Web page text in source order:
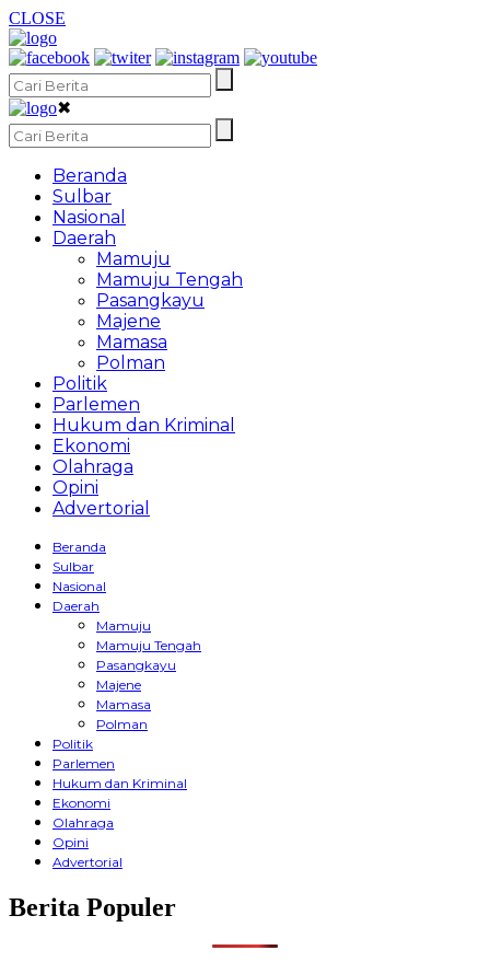
CLOSE
✖
Beranda
Sulbar
Nasional
Daerah
Mamuju
Mamuju Tengah
Pasangkayu
Majene
Mamasa
Polman
Politik
Parlemen
Hukum dan Kriminal
Ekonomi
Olahraga
Opini
Advertorial
Beranda
Sulbar
Nasional
Daerah
Mamuju
Mamuju Tengah
Pasangkayu
Majene
Mamasa
Polman
Politik
Parlemen
Hukum dan Kriminal
Ekonomi
Olahraga
Opini
Advertorial
Berita Populer